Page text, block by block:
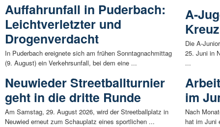
Auffahrunfall in Puderbach:
Leichtverletzter und
Drogenverdacht
In Puderbach ereignete sich am frühen Sonntagnachmittag
(9. August) ein Verkehrsunfall, bei dem eine ...
Neuwieder Streetballturnier
geht in die dritte Runde
Am Samstag, 29. August 2026, wird der Streetballplatz in
Neuwied erneut zum Schauplatz eines sportlichen ...
A-
Die A-
25. Juni in
...
im
Nach
hat im Juni